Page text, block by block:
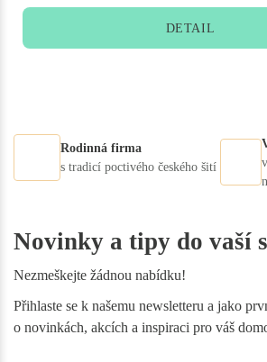
DETAIL
Rodinná firma
s tradicí poctivého českého šití
Novinky a tipy do vaší
Nezmeškejte žádnou nabídku!
Přihlaste se k našemu newsletteru a jako
o novinkách, akcích a inspiraci pro váš